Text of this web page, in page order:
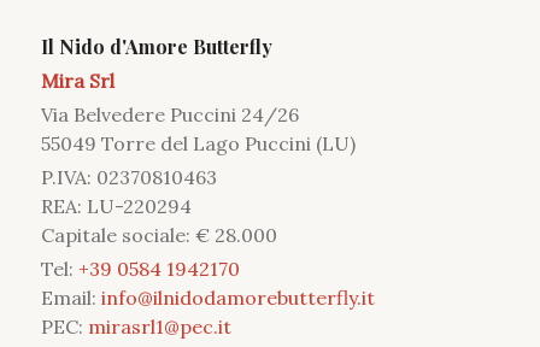
Il Nido d'Amore Butterfly
Mira Srl
Via Belvedere Puccini 24/26
55049 Torre del Lago Puccini (LU)
P.IVA: 02370810463
REA: LU-220294
Capitale sociale: € 28.000
Tel: +39 0584 1942170
Email: info@ilnidodamorebutterfly.it
PEC: mirasrl1@pec.it